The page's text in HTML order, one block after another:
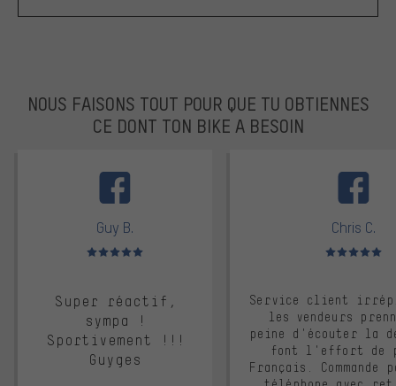
NOUS FAISONS TOUT POUR QUE TU OBTIENNES
CE DONT TON BIKE A BESOIN
Guy B.
Note moyenne : 5 sur 5
Super réactif,
sympa !
Sportivement !!!
Guyges
Chris C.
Note moyenne :
Service client
les vendeurs
peine d'écouter la
font l'effort de
Français. Commande